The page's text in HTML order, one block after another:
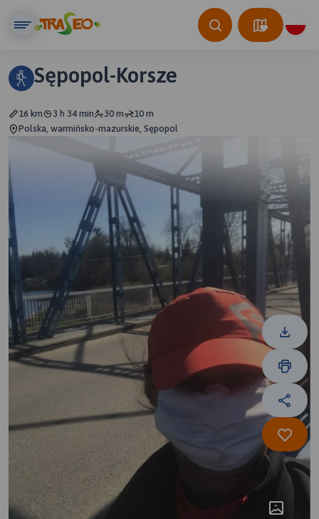
Sępopol-Korsze
16 km 3 h 34 min 30 m
10 m
Polska, warmińsko-mazurskie, Sępopol